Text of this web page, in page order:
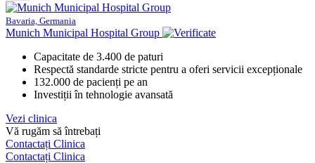
Bavaria, Germania
Munich Municipal Hospital Group
Capacitate de 3.400 de paturi
Respectă standarde stricte pentru a oferi servicii excepționale
132.000 de pacienți pe an
Investiții în tehnologie avansată
Vezi clinica
Vă rugăm să întrebați
Contactați Clinica
Contactați Clinica